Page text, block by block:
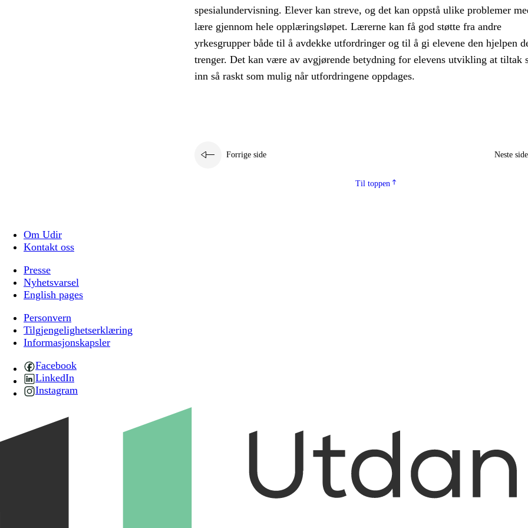
spesialundervisning. Elever kan streve, og det kan oppstå ulike problemer
lære gjennom hele opplæringsløpet. Lærerne kan få god støtte fra andre
yrkesgrupper både til å avdekke utfordringer og til å gi elevene den hjelpen
trenger. Det kan være av avgjørende betydning for elevens utvikling at tiltak
inn så raskt som mulig når utfordringene oppdages.
Forrige side Neste side
Til toppen
Om Udir
Kontakt oss
Presse
Nyhetsvarsel
English pages
Personvern
Tilgjengelighetserklæring
Informasjonskapsler
Facebook
LinkedIn
Instagram